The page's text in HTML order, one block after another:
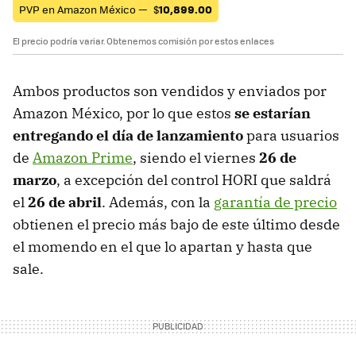
PVP en Amazon México — $10,899.00
El precio podría variar. Obtenemos comisión por estos enlaces
Ambos productos son vendidos y enviados por
Amazon México, por lo que estos se estarían
entregando el día de lanzamientopara usuarios
de Amazon Prime, siendo el viernes 26 de
marzo, a excepción del control HORI que saldrá
el26 de abril. Además, con la garantía de precio
obtienen el precio más bajo de este último desde
el momendo en el que lo apartan y hasta que
sale.